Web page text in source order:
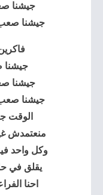
جيشنا
جيشنا
جيشنا
جيشنا
الوقت
منعتمدش
وكل واحد
يقلق في
احنا